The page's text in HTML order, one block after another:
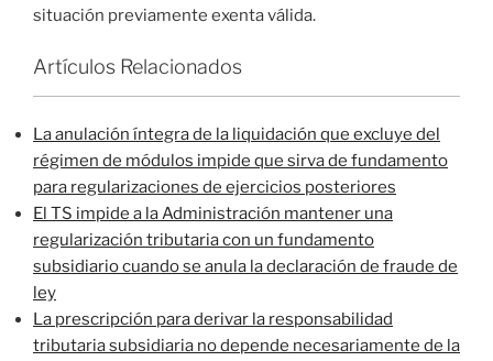
situación previamente exenta válida.
Artículos Relacionados
La anulación íntegra de la liquidación que excluye del
régimen de módulos impide que sirva de fundamento
para regularizaciones de ejercicios posteriores
El TS impide a la Administración mantener una
regularización tributaria con un fundamento
subsidiario cuando se anula la declaración de fraude de
ley
La prescripción para derivar la responsabilidad
tributaria subsidiaria no depende necesariamente de la